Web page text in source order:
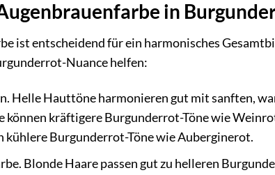
in
ist entscheidend für ein harmonisches
Nuance helfen:
Helle Hauttöne harmonieren gut mit sanften,
kräftigere Burgunderrot-Töne wie
Burgunderrot-Töne wie Auberginerot.
Blonde Haare passen gut zu helleren